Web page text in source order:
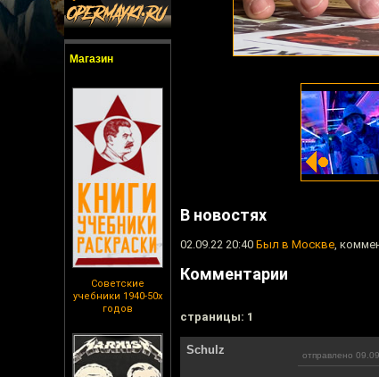
Магазин
Советские
учебники 1940-50х
годов
В новостях
02.09.22 20:40 Был в Москве,
Комментарии
cтраницы: 1
Schulz отправлено